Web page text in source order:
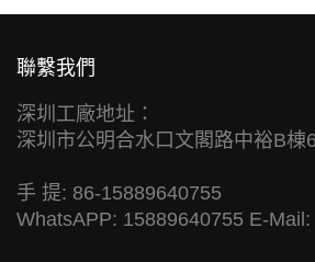
聯繫我們
深圳工廠地址：
深圳市公明合水口文閣路中裕B棟
手 提: 86-15889640755
WhatsAPP: 15889640755 E-Mail: